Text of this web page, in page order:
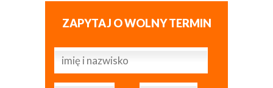
ZAPYTAJ O WOLNY TERMIN